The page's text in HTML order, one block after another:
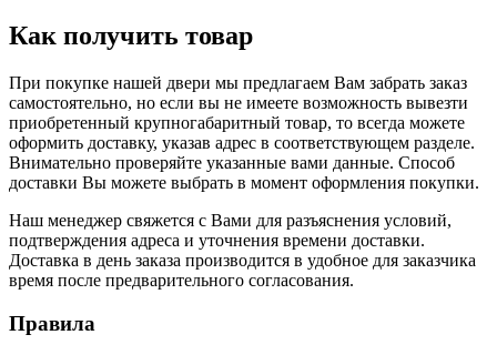
Как получить товар
При покупке нашей двери мы предлагаем Вам забрать заказ
самостоятельно, но если вы не имеете возможность вывезти
приобретенный крупногабаритный товар, то всегда можете
оформить доставку, указав адрес в соответствующем разделе.
Внимательно проверяйте указанные вами данные. Способ
доставки Вы можете выбрать в момент оформления покупки.
Наш менеджер свяжется с Вами для разъяснения условий,
подтверждения адреса и уточнения времени доставки.
Доставка в день заказа производится в удобное для заказчика
время после предварительного согласования.
Правила